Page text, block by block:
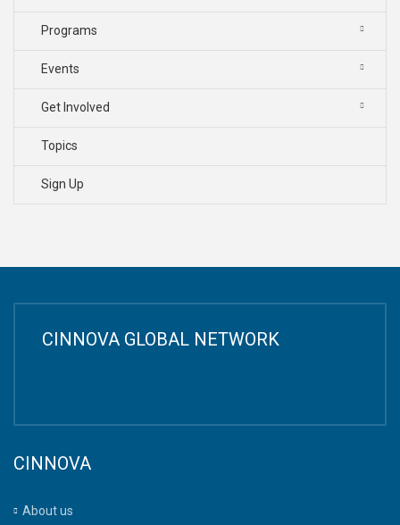
Programs
Events
Get Involved
Topics
Sign Up
CINNOVA GLOBAL NETWORK
CINNOVA
About us